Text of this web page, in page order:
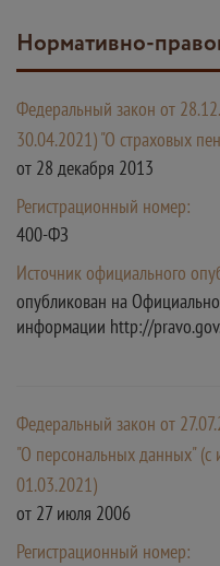
Нормативно-
Федеральный закон от
30.04.2021) "О страховых
от 28 декабря 2013
Регистрационный номер:
400-ФЗ
Источник официального
опубликован на
информации http://
Федеральный закон от
"О персональных данных" (с
01.03.2021)
от 27 июля 2006
Регистрационный номер: